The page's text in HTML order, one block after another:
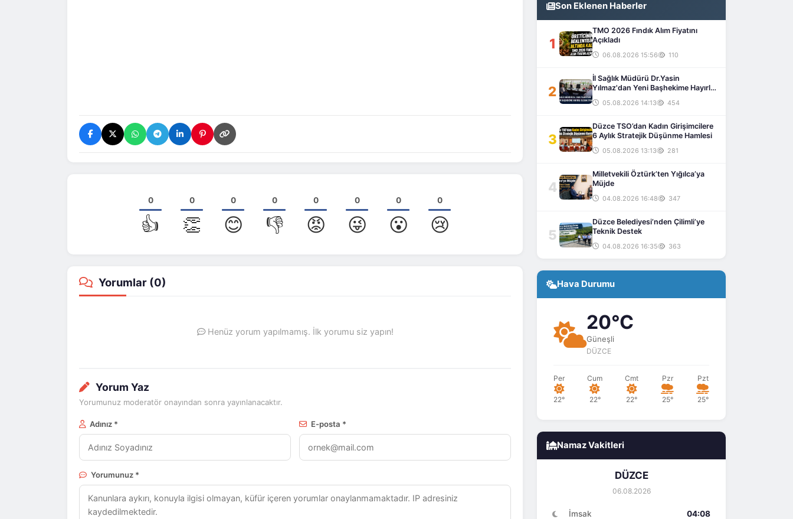
0
👍
0
👏
0
😊
0
👎
0
😡
0
😜
0
😮
0
😢
Yorumlar (0)
Henüz yorum yapılmamış. İlk yorumu siz yapın!
Yorum Yaz
Yorumunuz moderatör onayından sonra yayınlanacaktır.
Adınız * E-posta *
Yorumunuz *
Son Eklenen Haberler
1
TMO 2026 Fındık Alım Fiyatını
Açıkladı
06.08.2026 15:56 110
2
İl Sağlık Müdürü Dr.Yasin
Yılmaz'dan Yeni Başhekime Hayırlı
Olsun Ziyareti
05.08.2026 14:13 454
3
Düzce TSO’dan Kadın Girişimcilere
6 Aylık Stratejik Düşünme Hamlesi
05.08.2026 13:13 281
4
Milletvekili Öztürk’ten Yığılca’ya
Müjde
04.08.2026 16:48 347
5
Düzce Belediyesi’nden Çilimli’ye
Teknik Destek
04.08.2026 16:35 363
Hava Durumu
20°C
Güneşli
DÜZCE
Per
22°
Cum
22°
Cmt
22°
Pzr
25°
Pzt
25°
Namaz Vakitleri
DÜZCE
06.08.2026
İmsak 04:08